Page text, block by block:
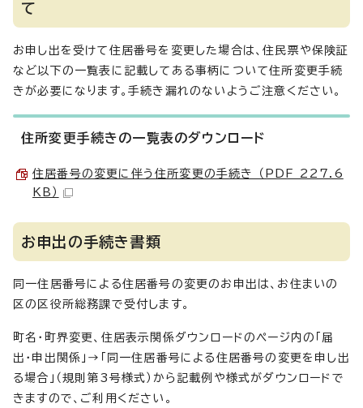
て
お申し出を受けて住居番号を変更した場合は、住民票や保険証
など以下の一覧表に記載してある事柄について住所変更手続
きが必要になります。手続き漏れのないようご注意ください。
住所変更手続きの一覧表のダウンロード
住居番号の変更に伴う住所変更の手続き （PDF 227.6
KB）
お申出の手続き書類
同一住居番号による住居番号の変更のお申出は、お住まいの
区の区役所総務課で受付します。
町名・町界変更、住居表示関係ダウンロードのページ内の「届
出・申出関係」→「同一住居番号による住居番号の変更を申し出
る場合」（規則第3号様式）から記載例や様式がダウンロードで
きますので、ご利用ください。